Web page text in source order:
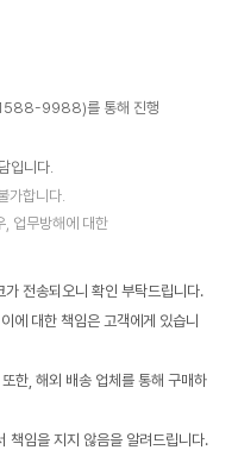
9988)를 통해 진행
입니다.
가합니다.
, 업무방해에 대한
전송되오니 확인 부탁드립니다.
에 대한 책임은 고객에게 있습니
한, 해외 배송 업체를 통해 구매하
임을 지지 않음을 알려드립니다.